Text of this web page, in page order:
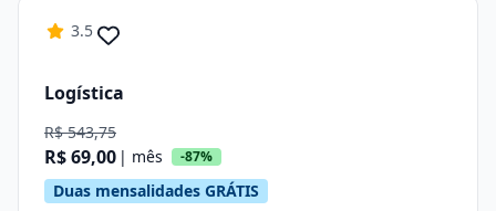
3.5
Logística
R$ 543,75
R$ 69,00 | mês -87%
Duas mensalidades GRÁTIS